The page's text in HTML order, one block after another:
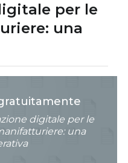
per le
una
digitale per le
una